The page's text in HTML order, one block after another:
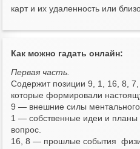
карт и их удаленность или
Как можно гадать онлайн:
Первая часть.
Содержит позиции 9, 1, 16, 8,
которые формировали
9 — внешние силы
1 — собственные идеи и
вопрос.
16, 8 — прошлые события